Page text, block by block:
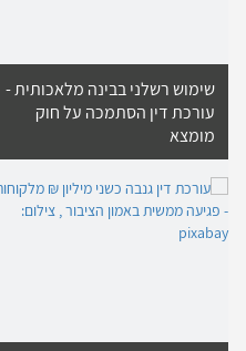
שימוש רשלני בבינה מלאכותית -
עורכת דין הסתמכה על חוק
מומצא